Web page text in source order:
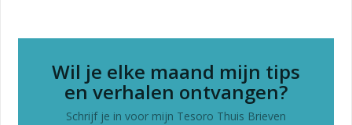
Wil je elke maand mijn tips
en verhalen ontvangen?
Schrijf je in voor mijn Tesoro Thuis Brieven